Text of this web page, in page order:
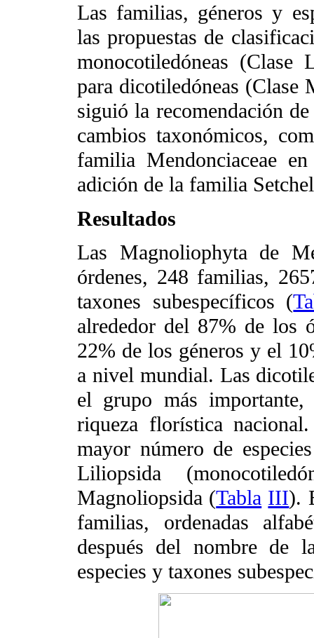
Las familias, géneros y
las propuestas de
monocotiledóneas
para dicotiledóneas (Clase
siguió la recomendación
cambios taxonómicos,
familia Mendonciaceae
adición de la familia
Resultados
Las Magnoliophyta de
órdenes, 248 familias,
taxones subespecíficos (
alrededor del 87% de los
22% de los géneros y el
a nivel mundial. Las
el grupo más
riqueza florística
mayor número de
Liliopsida
Magnoliopsida (Tabla III).
familias, ordenadas
después del nombre de
especies y taxones